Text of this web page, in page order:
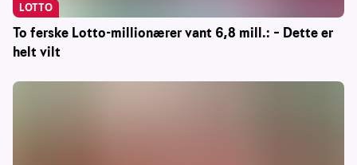
To ferske Lotto-millionærer vant 6,8 mill.: – Dette er
helt vilt
LOTTO